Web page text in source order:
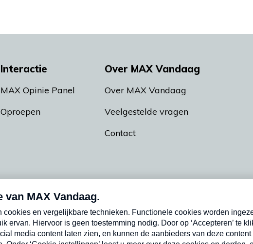
Interactie
MAX Opinie Panel
Oproepen
Over MAX Vandaag
Over MAX Vandaag
Veelgestelde vragen
Contact